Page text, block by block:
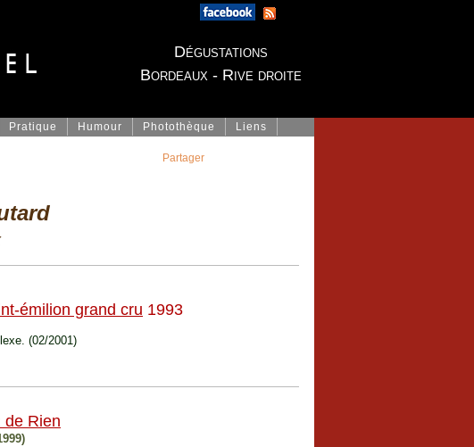
Dégustations
Bordeaux - Rive droite
Pratique Humour Photothèque Liens
émilion grand cru 1993
(02/2001)
de Rien
Partager